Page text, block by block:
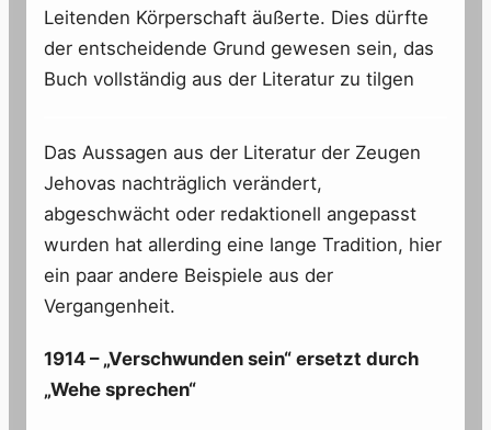
Leitenden Körperschaft äußerte. Dies dürfte
der entscheidende Grund gewesen sein, das
Buch vollständig aus der Literatur zu tilgen
Das Aussagen aus der Literatur der Zeugen
Jehovas nachträglich verändert,
abgeschwächt oder redaktionell angepasst
wurden hat allerding eine lange Tradition, hier
ein paar andere Beispiele aus der
Vergangenheit.
1914 – „Verschwunden sein“ ersetzt durch
„Wehe sprechen“